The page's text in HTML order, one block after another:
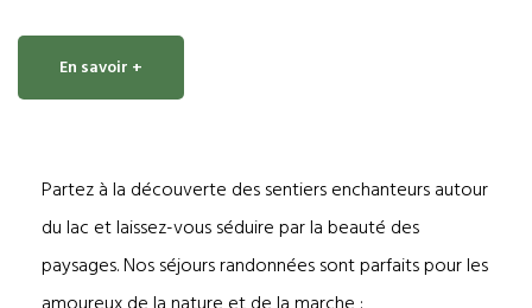
En savoir +
Partez à la découverte des sentiers enchanteurs autour
du lac et laissez-vous séduire par la beauté des
paysages. Nos séjours randonnées sont parfaits pour les